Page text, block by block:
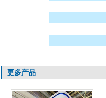
更多产品